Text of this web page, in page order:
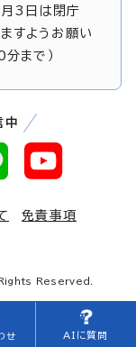
せ AIに質問
3日は閉庁
すようお願い
まで）
中
免責事項
Reserved.